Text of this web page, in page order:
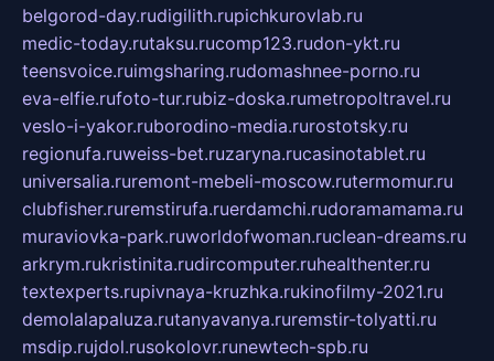
belgorod-day.rudigilith.rupichkurovlab.ru
medic-today.rutaksu.rucomp123.rudon-ykt.ru
teensvoice.ruimgsharing.rudomashnee-porno.ru
eva-elfie.rufoto-tur.rubiz-doska.rumetropoltravel.ru
veslo-i-yakor.ruborodino-media.rurostotsky.ru
regionufa.ruweiss-bet.ruzaryna.rucasinotablet.ru
universalia.ruremont-mebeli-moscow.rutermomur.ru
clubfisher.ruremstirufa.ruerdamchi.rudoramamama.ru
muraviovka-park.ruworldofwoman.ruclean-dreams.ru
arkrym.rukristinita.rudircomputer.ruhealthenter.ru
textexperts.rupivnaya-kruzhka.rukinofilmy-2021.ru
demolalapaluza.rutanyavanya.ruremstir-tolyatti.ru
msdip.rujdol.rusokolovr.runewtech-spb.ru